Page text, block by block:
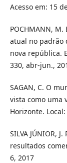
Acesso em: 15
POCHMANN,
atual no padrão
nova república.
330, abr-jun.,
SAGAN, C. O
vista como uma
Horizonte.
SILVA JÚNIOR,
resultados
6, 2017